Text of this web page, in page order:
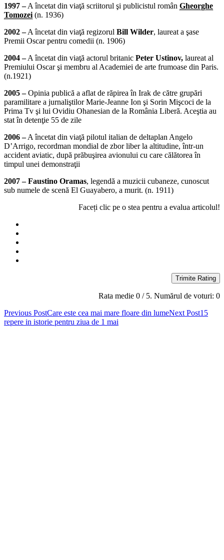
1997 –A încetat din viaţă scriitorul şi publicistul român Gheorghe
Tomozei (n. 1936)
2002 –A încetat din viaţă regizorul Bill Wilder, laureat a şase
Premii Oscar pentru comedii (n. 1906)
2004 –A încetat din viaţă actorul britanic Peter Ustinov, laureat al
Premiului Oscar şi membru al Academiei de arte frumoase din Paris.
(n.1921)
2005 –Opinia publică a aflat de răpirea în Irak de către grupări
paramilitare a jurnaliştilor Marie-Jeanne Ion şi Sorin Mişcoci de la
Prima Tv şi lui Ovidiu Ohanesian de la România Liberă. Aceştia au
stat în detenţie 55 de zile
2006 –A încetat din viaţă pilotul italian de deltaplan Angelo
D’Arrigo, recordman mondial de zbor liber la altitudine, într-un
accident aviatic, după prăbuşirea avionului cu care călătorea în
timpul unei demonstraţii
2007 – Faustino Oramas, legendă a muzicii cubaneze, cunoscut
sub numele de scenă El Guayabero, a murit. (n. 1911)
Faceți clic pe o stea pentru a evalua articolul!
Trimite Rating
Rata medie 0 / 5. Numărul de voturi: 0
Post
navigation
Previous PostCare este cea mai mare floare din lumeNext Post15
repere in istorie pentru ziua de 1 mai